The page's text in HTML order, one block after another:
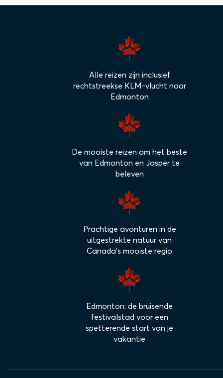
Alle reizen zijn inclusief
rechtstreekse KLM-vlucht naar
Edmonton
De mooiste reizen om het beste
van Edmonton en Jasper te
beleven
Prachtige avonturen in de
uitgestrekte natuur van
Canada's mooiste regio
Edmonton: de bruisende
festivalstad voor een
spetterende start van je
vakantie